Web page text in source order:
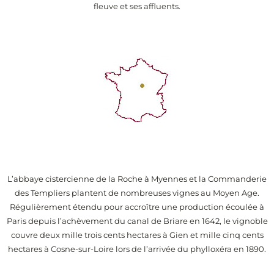
fleuve et ses affluents.
L’abbaye cistercienne de la Roche à Myennes et la Commanderie
des Templiers plantent de nombreuses vignes au Moyen Age.
Régulièrement étendu pour accroître une production écoulée à
Paris depuis l’achèvement du canal de Briare en 1642, le vignoble
couvre deux mille trois cents hectares à Gien et mille cinq cents
hectares à Cosne-sur-Loire lors de l’arrivée du phylloxéra en 1890.